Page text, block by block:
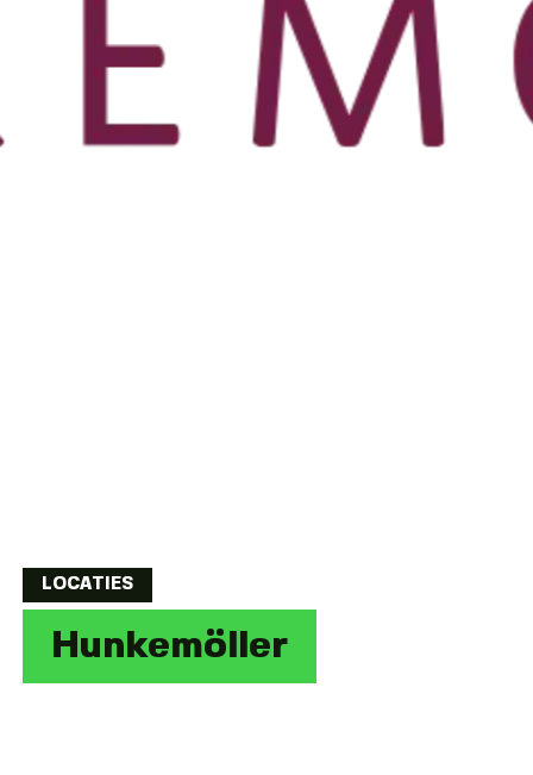
LOCATIES
Hunkemöller